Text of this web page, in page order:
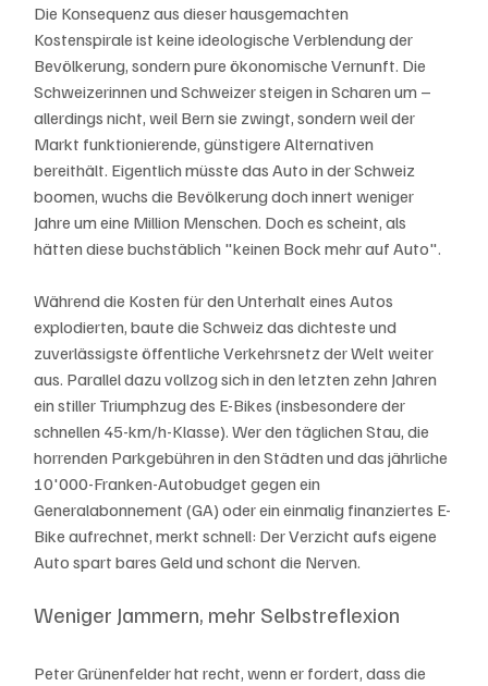
Die Konsequenz aus dieser hausgemachten
Kostenspirale ist keine ideologische Verblendung der
Bevölkerung, sondern pure ökonomische Vernunft. Die
Schweizerinnen und Schweizer steigen in Scharen um –
allerdings nicht, weil Bern sie zwingt, sondern weil der
Markt funktionierende, günstigere Alternativen
bereithält. Eigentlich müsste das Auto in der Schweiz
boomen, wuchs die Bevölkerung doch innert weniger
Jahre um eine Million Menschen. Doch es scheint, als
hätten diese buchstäblich "keinen Bock mehr auf Auto".
Während die Kosten für den Unterhalt eines Autos
explodierten, baute die Schweiz das dichteste und
zuverlässigste öffentliche Verkehrsnetz der Welt weiter
aus. Parallel dazu vollzog sich in den letzten zehn Jahren
ein stiller Triumphzug des E-Bikes (insbesondere der
schnellen 45-km/h-Klasse). Wer den täglichen Stau, die
horrenden Parkgebühren in den Städten und das jährliche
10'000-Franken-Autobudget gegen ein
Generalabonnement (GA) oder ein einmalig finanziertes E-
Bike aufrechnet, merkt schnell: Der Verzicht aufs eigene
Auto spart bares Geld und schont die Nerven.
Weniger Jammern, mehr Selbstreflexion
Peter Grünenfelder hat recht, wenn er fordert, dass die